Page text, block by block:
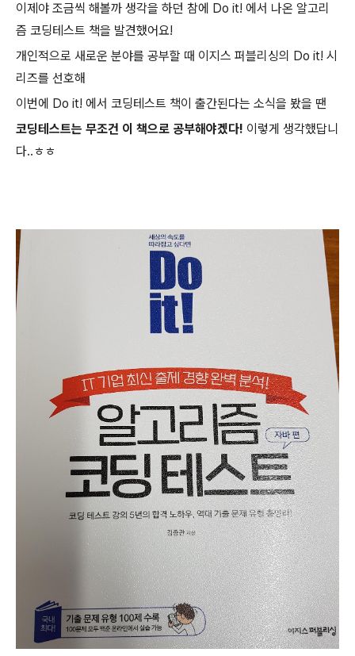
이제야 조금씩 해볼까 생각을 하던 참에 Do it! 에서 나온 알고리
즘 코딩테스트 책을 발견했어요!
개인적으로 새로운 분야를 공부할 때 이지스 퍼블리싱의 Do it! 시
리즈를 선호해
이번에 Do it! 에서 코딩테스트 책이 출간된다는 소식을 봤을 땐
코딩테스트는 무조건 이 책으로 공부해야겠다! 이렇게 생각했답니
다..ㅎㅎ